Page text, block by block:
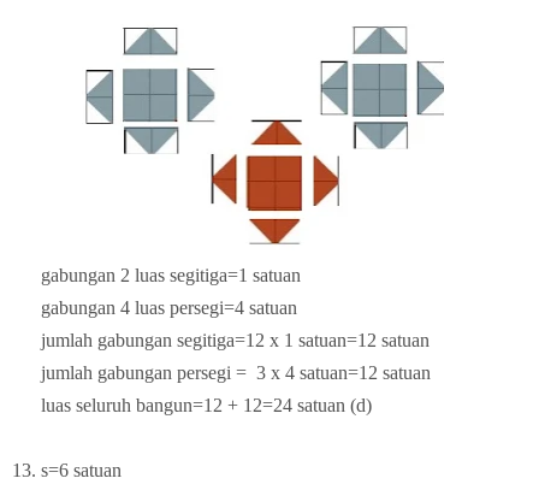
gabungan 2 luas segitiga=1 satuan
gabungan 4 luas persegi=4 satuan
jumlah gabungan segitiga=12 x 1 satuan=12 satuan
jumlah gabungan persegi = 3 x 4 satuan=12 satuan
luas seluruh bangun=12 + 12=24 satuan (d)
13. s=6 satuan